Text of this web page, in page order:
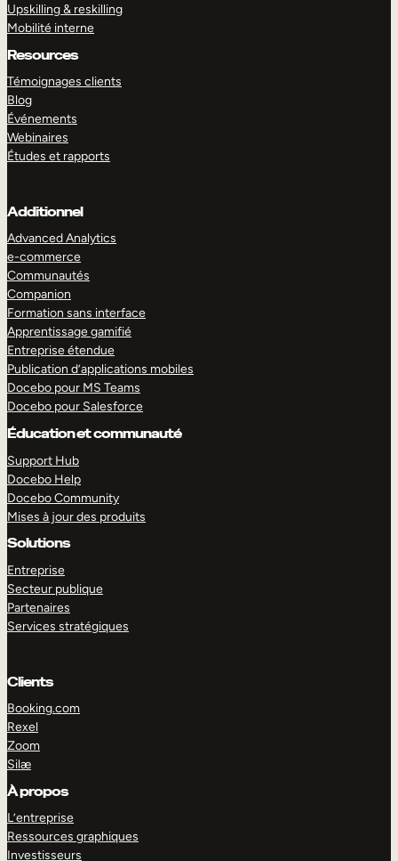
Upskilling & reskilling
Mobilité interne
Resources
Témoignages clients
Blog
Événements
Webinaires
Études et rapports
Additionnel
Advanced Analytics
e-commerce
Communautés
Companion
Formation sans interface
Apprentissage gamifié
Entreprise étendue
Publication d’applications mobiles
Docebo pour MS Teams
Docebo pour Salesforce
Éducation et communauté
Support Hub
Docebo Help
Docebo Community
Mises à jour des produits
Solutions
Entreprise
Secteur publique
Partenaires
Services stratégiques
Clients
Booking.com
Rexel
Zoom
Silæ
À propos
L’entreprise
Ressources graphiques
Investisseurs